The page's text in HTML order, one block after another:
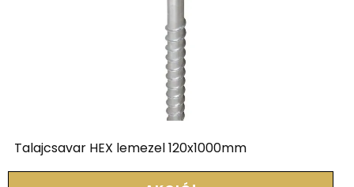
Talajcsavar HEX lemezel 120x1000mm